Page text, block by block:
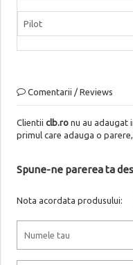
Pilot
Comentarii / Reviews
Clientii clb.ronu au adaugat
primul care adauga o
Spune-ne parerea ta
Nota acordata produsului: